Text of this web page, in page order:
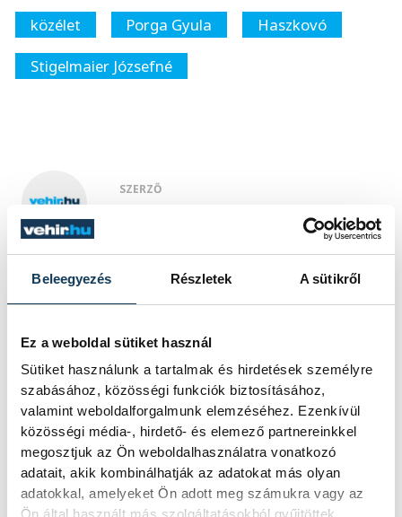
Beleegyezés Részletek A sütikről
Ez a weboldal sütiket használ
Sütiket használunk a tartalmak és hirdetések személyre
szabásához, közösségi funkciók biztosításához,
valamint weboldalforgalmunk elemzéséhez. Ezenkívül
közösségi média-, hirdető- és elemező partnereinkkel
megosztjuk az Ön weboldalhasználatra vonatkozó
adatait, akik kombinálhatják az adatokat más olyan
adatokkal, amelyeket Ön adott meg számukra vagy az
közélet Porga Gyula
Haszkovó
Stigelmaier Józsefné
SZERZŐ